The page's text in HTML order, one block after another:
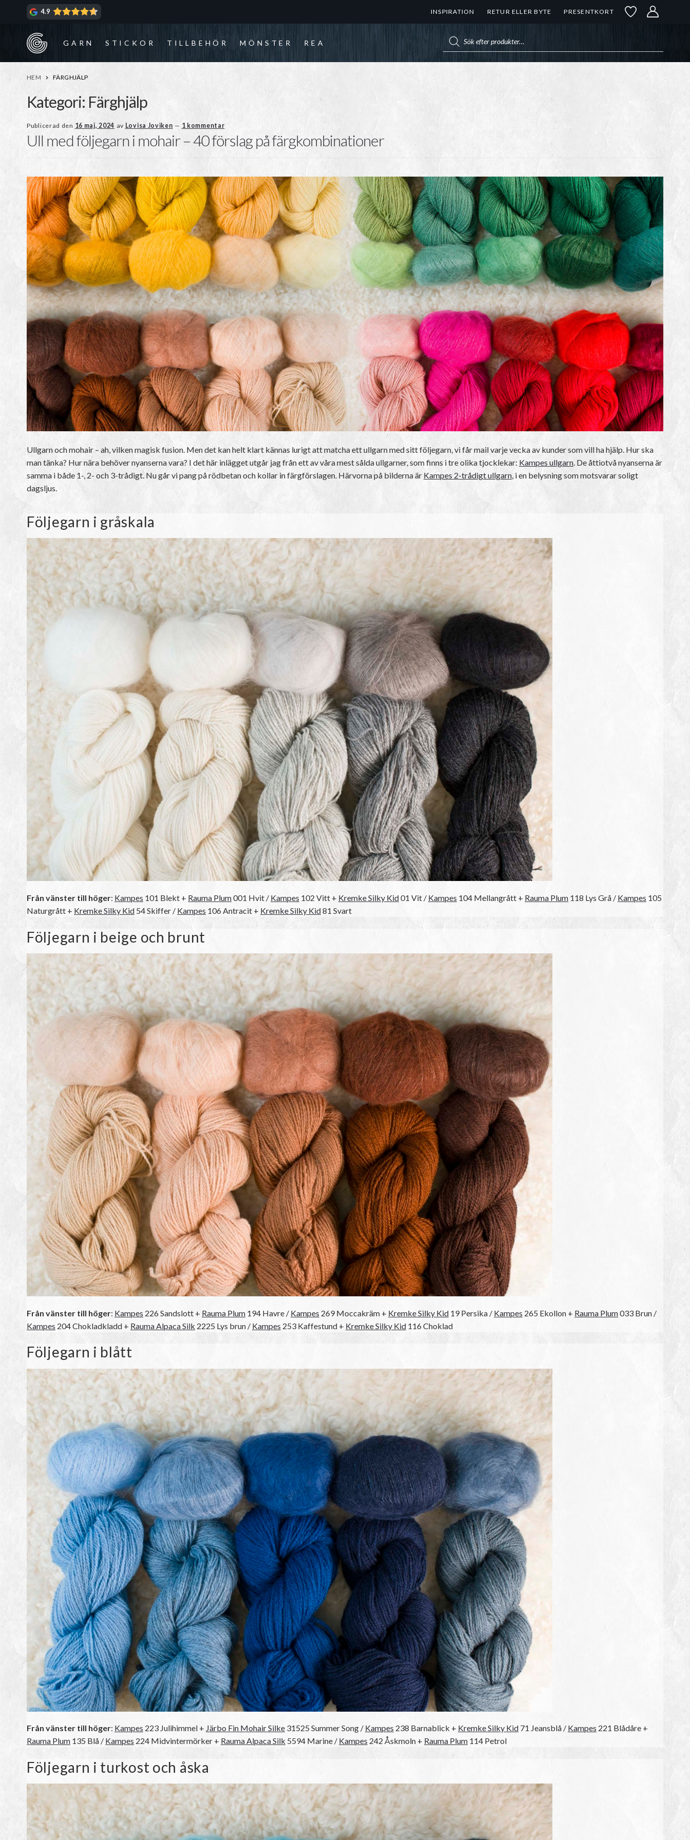
4.9 INSPIRATION RETUR ELLER BYTE PRESENTKORT
GARN STICKOR TILLBEHÖR MÖNSTER REA
HEM FÄRGHJÄLP
Kategori: Färghjälp
Publicerad den 16 maj, 2024 av Lovisa Joviken — 1 kommentar
Ull med följegarn i mohair – 40 förslag på färgkombinationer
Ullgarn och mohair – ah, vilken magisk fusion. Men det kan helt klart kännas lurigt att matcha ett ullgarn med sitt följegarn, vi får mail varje vecka av kunder som vill ha hjälp. Hur ska
man tänka? Hur nära behöver nyanserna vara? I det här inlägget utgår jag från ett av våra mest sålda ullgarner, som finns i tre olika tjocklekar: Kampes ullgarn . De åttiotvå nyanserna är
samma i både 1-, 2- och 3-trådigt. Nu går vi pang på rödbetan och kollar in färgförslagen. Härvorna på bilderna är Kampes 2-trådigt ullgarn , i en belysning som motsvarar soligt
dagsljus.
Följegarn i gråskala
Från vänster till höger: Kampes 101 Blekt + Rauma Plum001 Hvit / Kampes 102 Vitt + Kremke Silky Kid01 Vit / Kampes 104 Mellangrått + Rauma Plum 118 Lys Grå / Kampes 105
Naturgrått + Kremke Silky Kid 54 Skiffer / Kampes 106 Antracit + Kremke Silky Kid81 Svart
Följegarn i beige och brunt
Från vänster till höger: Kampes 226 Sandslott + Rauma Plum 194 Havre / Kampes 269 Moccakräm + Kremke Silky Kid 19 Persika / Kampes 265 Ekollon + Rauma Plum033 Brun /
Kampes 204 Chokladkladd + Rauma Alpaca Silk 2225 Lys brun / Kampes 253 Kaffestund + Kremke Silky Kid 116 Choklad
Följegarn i blått
Från vänster till höger: Kampes 223 Julihimmel + Järbo Fin Mohair Silke 31525 Summer Song / Kampes 238 Barnablick + Kremke Silky Kid 71 Jeansblå / Kampes 221 Blådåre +
Rauma Plum 135 Blå / Kampes 224 Midvintermörker + Rauma Alpaca Silk 5594 Marine / Kampes 242 Åskmoln + Rauma Plum 114 Petrol
Följegarn i turkost och åska